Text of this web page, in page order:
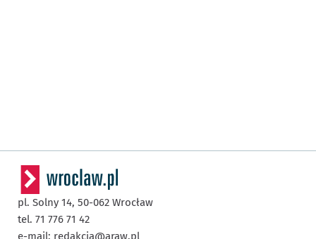
pl. Solny 14, 50-062 Wrocław
tel. 71 776 71 42
e-mail: redakcja@araw.pl